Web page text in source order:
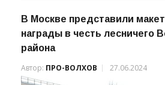
В Москве представили
награды в честь лесничего
района
Автор: ПРО-ВОЛХОВ 27.06.2024